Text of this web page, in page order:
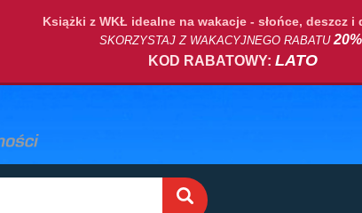
Książki z WKŁ idealne na wakacje - słońce, deszcz i
SKORZYSTAJ Z WAKACYJNEGO RABATU20%
KOD RABATOWY: LATO